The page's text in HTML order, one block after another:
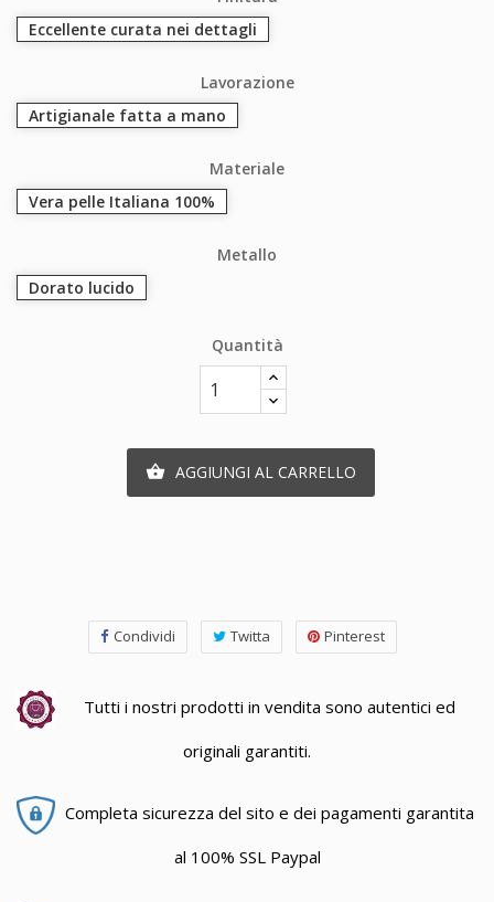
Eccellente curata nei dettagli
Lavorazione
Artigianale fatta a mano
Materiale
Vera pelle Italiana 100%
Metallo
Dorato lucido
Quantità
 AGGIUNGI AL CARRELLO
Condividi Twitta Pinterest
Tutti i nostri prodotti in vendita sono autentici ed
originali garantiti.
Completa sicurezza del sito e dei pagamenti garantita
al 100% SSL Paypal